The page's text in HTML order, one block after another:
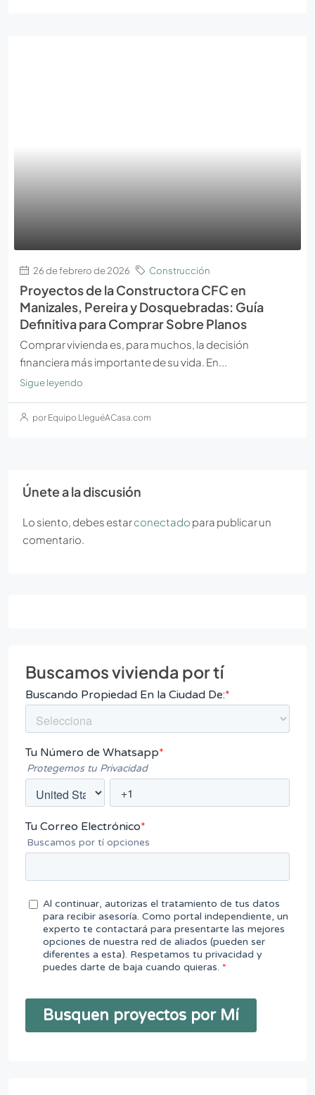
26 de febrero de 2026 Construcción
Proyectos de la Constructora CFC en
Manizales, Pereira y Dosquebradas: Guía
Definitiva para Comprar Sobre Planos
Comprar vivienda es, para muchos, la decisión
financiera más importante de su vida. En...
Sigue leyendo
por Equipo LleguéACasa.com
Únete a la discusión
Lo siento, debes estarconectado para publicar un
comentario.
Buscamos vivienda por tí